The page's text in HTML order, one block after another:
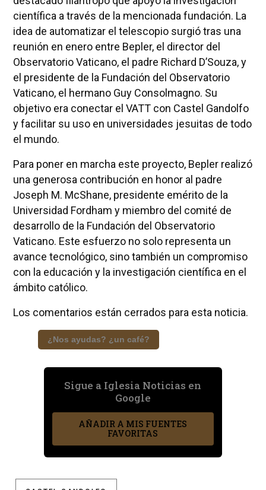
científica a través de la mencionada fundación. La
idea de automatizar el telescopio surgió tras una
reunión en enero entre Bepler, el director del
Observatorio Vaticano, el padre Richard D’Souza, y
el presidente de la Fundación del Observatorio
Vaticano, el hermano Guy Consolmagno. Su
objetivo era conectar el VATT con Castel Gandolfo
y facilitar su uso en universidades jesuitas de todo
el mundo.
Para poner en marcha este proyecto, Bepler realizó
una generosa contribución en honor al padre
Joseph M. McShane, presidente emérito de la
Universidad Fordham y miembro del comité de
desarrollo de la Fundación del Observatorio
Vaticano. Este esfuerzo no solo representa un
avance tecnológico, sino también un compromiso
con la educación y la investigación científica en el
ámbito católico.
Los comentarios están cerrados para esta noticia.
¿Nos ayudas? ¿un café?
Sigue a Iglesia Noticias en
Google
AÑADIR A MIS FUENTES
FAVORITAS